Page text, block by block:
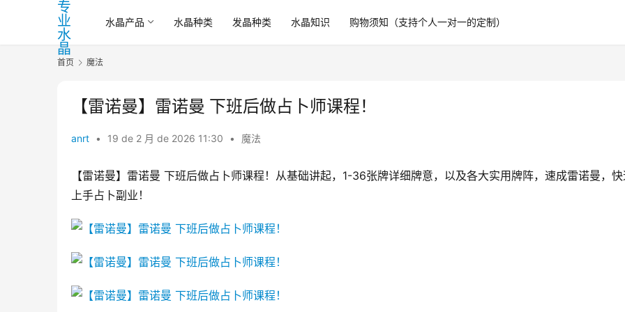
水晶产品 水晶种类 发晶种类 水晶知识 购物须知（支持个人一对一的定制）
首页 魔法
【雷诺曼】雷诺曼 下班后做占卜师课程！
anrt • 19 de 2 月 de 2026 11:30 • 魔法
【雷诺曼】雷诺曼 下班后做占卜师课程！从基础讲起，1-36张牌详细牌意，以及各大实用牌阵，速成雷诺曼，
上手占卜副业！